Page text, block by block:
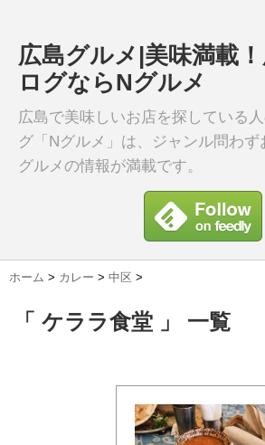
広島グルメ|美味満載
ログならNグルメ
広島で美味しいお店を探している
グ「Nグルメ」は、ジャンル問わず
グルメの情報が満載です。
ホーム > カレー > 中区 >
「 ケララ食堂 」 一覧